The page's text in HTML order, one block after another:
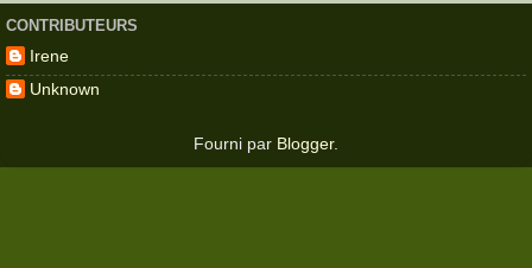
CONTRIBUTEURS
Irene
Unknown
Fourni par Blogger.